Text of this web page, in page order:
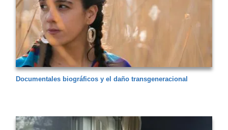
Documentales biográficos y el daño transgeneracional